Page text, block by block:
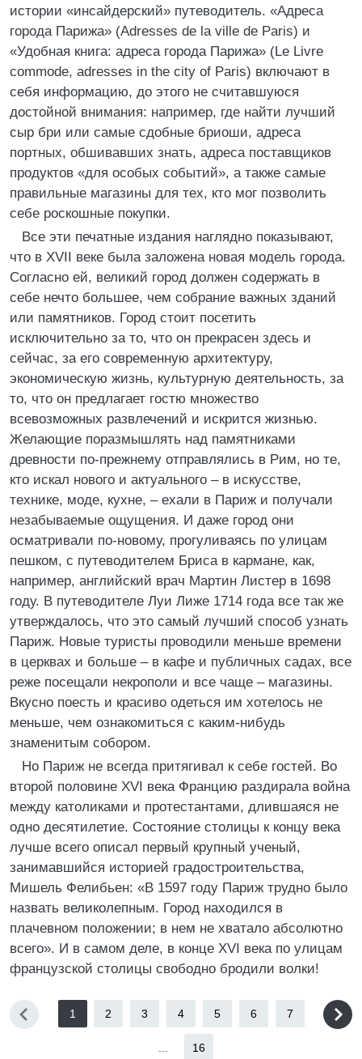
истории «инсайдерский» путеводитель. «Адреса
города Парижа» (Adresses de la ville de Paris) и
«Удобная книга: адреса города Парижа» (Le Livre
commode, adresses in the city of Paris) включают в
себя информацию, до этого не считавшуюся
достойной внимания: например, где найти лучший
сыр бри или самые сдобные бриоши, адреса
портных, обшивавших знать, адреса поставщиков
продуктов «для особых событий», а также самые
правильные магазины для тех, кто мог позволить
себе роскошные покупки.
Все эти печатные издания наглядно показывают,
что в XVII веке была заложена новая модель города.
Согласно ей, великий город должен содержать в
себе нечто большее, чем собрание важных зданий
или памятников. Город стоит посетить
исключительно за то, что он прекрасен здесь и
сейчас, за его современную архитектуру,
экономическую жизнь, культурную деятельность, за
то, что он предлагает гостю множество
всевозможных развлечений и искрится жизнью.
Желающие поразмышлять над памятниками
древности по-прежнему отправлялись в Рим, но те,
кто искал нового и актуального – в искусстве,
технике, моде, кухне, – ехали в Париж и получали
незабываемые ощущения. И даже город они
осматривали по-новому, прогуливаясь по улицам
пешком, с путеводителем Бриса в кармане, как,
например, английский врач Мартин Листер в 1698
году. В путеводителе Луи Лиже 1714 года все так же
утверждалось, что это самый лучший способ узнать
Париж. Новые туристы проводили меньше времени
в церквах и больше – в кафе и публичных садах, все
реже посещали некрополи и все чаще – магазины.
Вкусно поесть и красиво одеться им хотелось не
меньше, чем ознакомиться с каким-нибудь
знаменитым собором.
Но Париж не всегда притягивал к себе гостей. Во
второй половине XVI века Францию раздирала война
между католиками и протестантами, длившаяся не
одно десятилетие. Состояние столицы к концу века
лучше всего описал первый крупный ученый,
занимавшийся историей градостроительства,
Мишель Фелибьен: «В 1597 году Париж трудно было
назвать великолепным. Город находился в
плачевном положении; в нем не хватало абсолютно
всего». И в самом деле, в конце XVI века по улицам
французской столицы свободно бродили волки!
1 2 3 4 5 6 7
16